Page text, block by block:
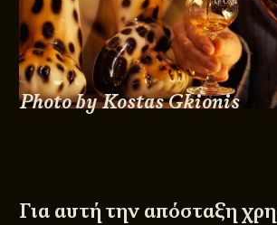
Photo by Kostas Gkionis
Για αυτή την απόσταξη